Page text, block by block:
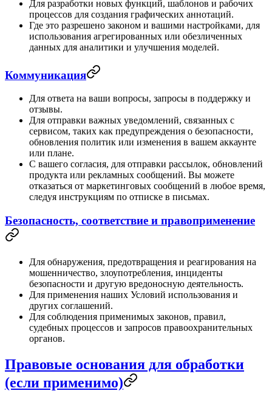
Для разработки новых функций, шаблонов и рабочих
процессов для создания графических аннотаций.
Где это разрешено законом и вашими настройками, для
использования агрегированных или обезличенных
данных для аналитики и улучшения моделей.
Коммуникация
Для ответа на ваши вопросы, запросы в поддержку и
отзывы.
Для отправки важных уведомлений, связанных с
сервисом, таких как предупреждения о безопасности,
обновления политик или изменения в вашем аккаунте
или плане.
С вашего согласия, для отправки рассылок, обновлений
продукта или рекламных сообщений. Вы можете
отказаться от маркетинговых сообщений в любое время,
следуя инструкциям по отписке в письмах.
Безопасность, соответствие и правоприменение
Для обнаружения, предотвращения и реагирования на
мошенничество, злоупотребления, инциденты
безопасности и другую вредоносную деятельность.
Для применения наших Условий использования и
других соглашений.
Для соблюдения применимых законов, правил,
судебных процессов и запросов правоохранительных
органов.
Правовые основания для обработки
(если применимо)